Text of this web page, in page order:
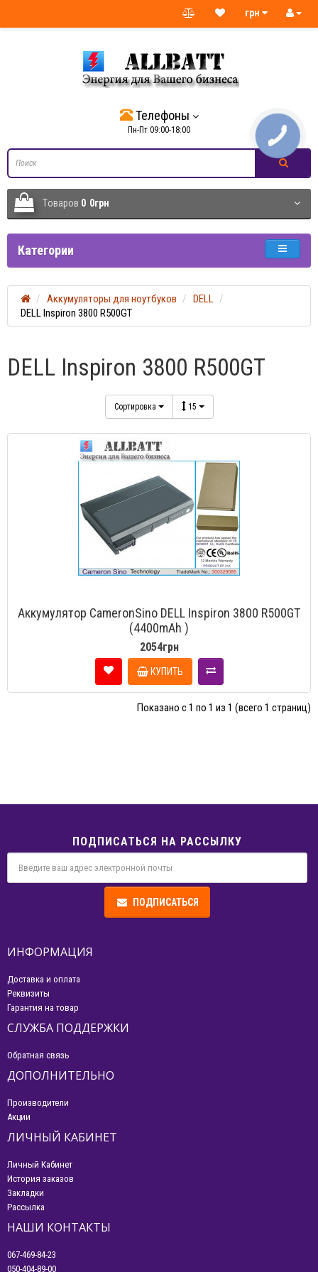
грн
Телефоны
Пн-Пт 09:00-18:00
Tоваров 0 0грн
Категории
Аккумуляторы для ноутбуков
DELL
DELL Inspiron 3800 R500GT
DELL Inspiron 3800 R500GT
Сортировка 15
Аккумулятор CameronSino DELL Inspiron 3800 R500GT
(4400mAh )
2054грн
КУПИТЬ
Показано с 1 по 1 из 1 (всего 1 страниц)
ПОДПИСАТЬСЯ НА РАССЫЛКУ
ПОДПИСАТЬСЯ
ИНФОРМАЦИЯ
Доставка и оплата
Реквизиты
Гарантия на товар
СЛУЖБА ПОДДЕРЖКИ
Обратная связь
ДОПОЛНИТЕЛЬНО
Производители
Акции
ЛИЧНЫЙ КАБИНЕТ
Личный Кабинет
История заказов
Закладки
Рассылка
НАШИ КОНТАКТЫ
067-469-84-23
050-404-89-00